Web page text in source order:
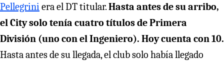
Pellegrini era el DT titular.Hasta antes de su arribo,
el City solo tenía cuatro títulos de Primera
División (uno con el Ingeniero). Hoy cuenta con 10.
Hasta antes de su llegada, el club solo había llegado